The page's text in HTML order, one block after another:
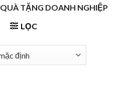
QUÀ TẶNG DOANH NGHIỆP
LỌC